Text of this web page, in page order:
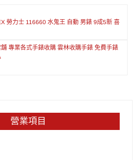
勞力士 116660 水鬼王 自動 男錶 9成5新 喜
專業各式手錶收購 雲林收購手錶 免費手錶
營業項目